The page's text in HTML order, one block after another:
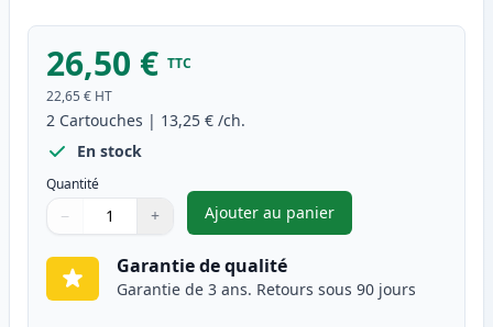
26,50 € TTC
22,65 € HT
2 Cartouches | 13,25 € /ch.
En stock
Quantité
Quantité
Utilisez les boutons pour ajuster
− +
Quantité
Ajouter au panier
,Pack de 2 Brother LC123
Garantie de qualité
Garantie de 3 ans. Retours sous 90 jours